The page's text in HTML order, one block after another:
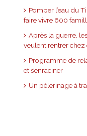
Pomper l’eau du
faire vivre 600
Après la guerre,
veulent rentrer chez
Programme de
et s’enraciner
Un pèlerinage à